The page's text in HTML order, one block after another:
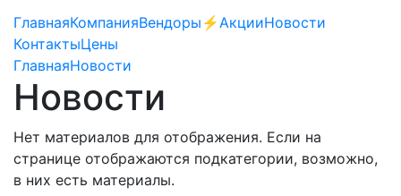
ГлавнаяКомпанияВендоры ⚡️АкцииНовости
КонтактыЦены
ГлавнаяНовости
Новости
Нет материалов для отображения. Если на
странице отображаются подкатегории, возможно,
в них есть материалы.